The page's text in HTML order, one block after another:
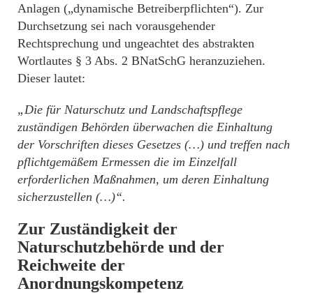
Anlagen („dynamische Betreiberpflichten“). Zur
Durchsetzung sei nach vorausgehender
Rechtsprechung und ungeachtet des abstrakten
Wortlautes § 3 Abs. 2 BNatSchG heranzuziehen.
Dieser lautet:
„Die für Naturschutz und Landschaftspflege
zuständigen Behörden überwachen die Einhaltung
der Vorschriften dieses Gesetzes (…) und treffen nach
pflichtgemäßem Ermessen die im Einzelfall
erforderlichen Maßnahmen, um deren Einhaltung
sicherzustellen (…)“.
Zur Zuständigkeit der
Naturschutzbehörde und der
Reichweite der
Anordnungskompetenz